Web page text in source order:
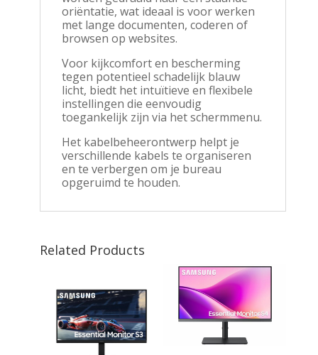
oriëntatie, wat ideaal is voor werken
met lange documenten, coderen of
browsen op websites.
Voor kijkcomfort en bescherming
tegen potentieel schadelijk blauw
licht, biedt het intuïtieve en flexibele
instellingen die eenvoudig
toegankelijk zijn via het schermmenu.
Het kabelbeheerontwerp helpt je
verschillende kabels te organiseren
en te verbergen om je bureau
opgeruimd te houden.
Related Products